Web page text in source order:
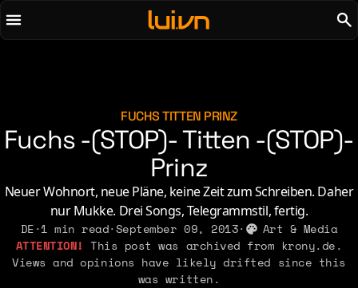
To main content
To menu
Code
Concrete & Steel
Music
Nerdom & Games
Personal Lore
Politics & Ideology
2026
2025
2021
2019
2015
2011
2010
FUCHS TITTEN PRINZ
Fuchs -(STOP)- Titten -(STOP)-
Prinz
Neuer Wohnort, neue Pläne, keine Zeit zum Schreiben. Daher
nur Mukke. Drei Songs, Telegrammstil, fertig.
DE·1 min read·September 09, 2013·
Art & Media
This post was archived from krony.de.
Views and opinions have likely drifted since this
was written.